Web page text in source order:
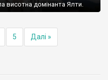
висотна домінанта Ялти.
5 Далі »